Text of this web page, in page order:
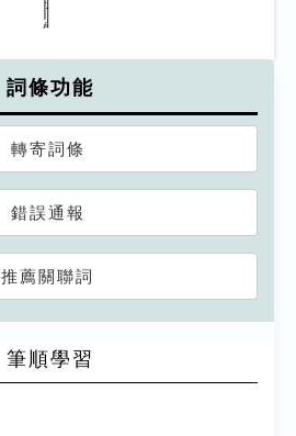
詞條功能
轉寄詞條
錯誤通報
推薦關聯詞
筆順學習